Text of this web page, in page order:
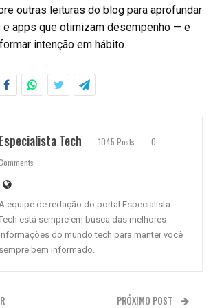
outras leituras do blog para aprofundar
apps que otimizam desempenho — e
intenção em hábito.
Especialista Tech 1045 Posts
0
A equipe de redação do portal Especialista
está sempre em busca das melhores
informações do mundo tech para manter você
sempre bem informado.
PRÓXIMO POST